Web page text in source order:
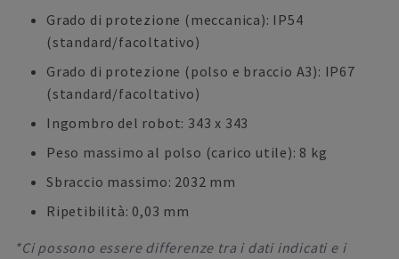
Grado di protezione (meccanica): IP54
(standard/facoltativo)
Grado di protezione (polso e braccio A3): IP67
(standard/facoltativo)
Ingombro del robot: 343 x 343
Peso massimo al polso (carico utile): 8 kg
Sbraccio massimo: 2032 mm
Ripetibilità: 0,03 mm
*Ci possono essere differenze tra i dati indicati e i